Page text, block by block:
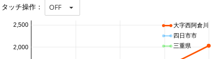
タッチ操作： OFF
2,000
2,500
大字西阿倉川
四日市市
三重県